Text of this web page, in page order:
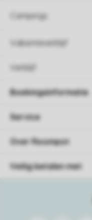
Campings
Vakantieverblijf
Verblijf
Boekingsinformatie
Service
Over Roompot
Veilig betalen met